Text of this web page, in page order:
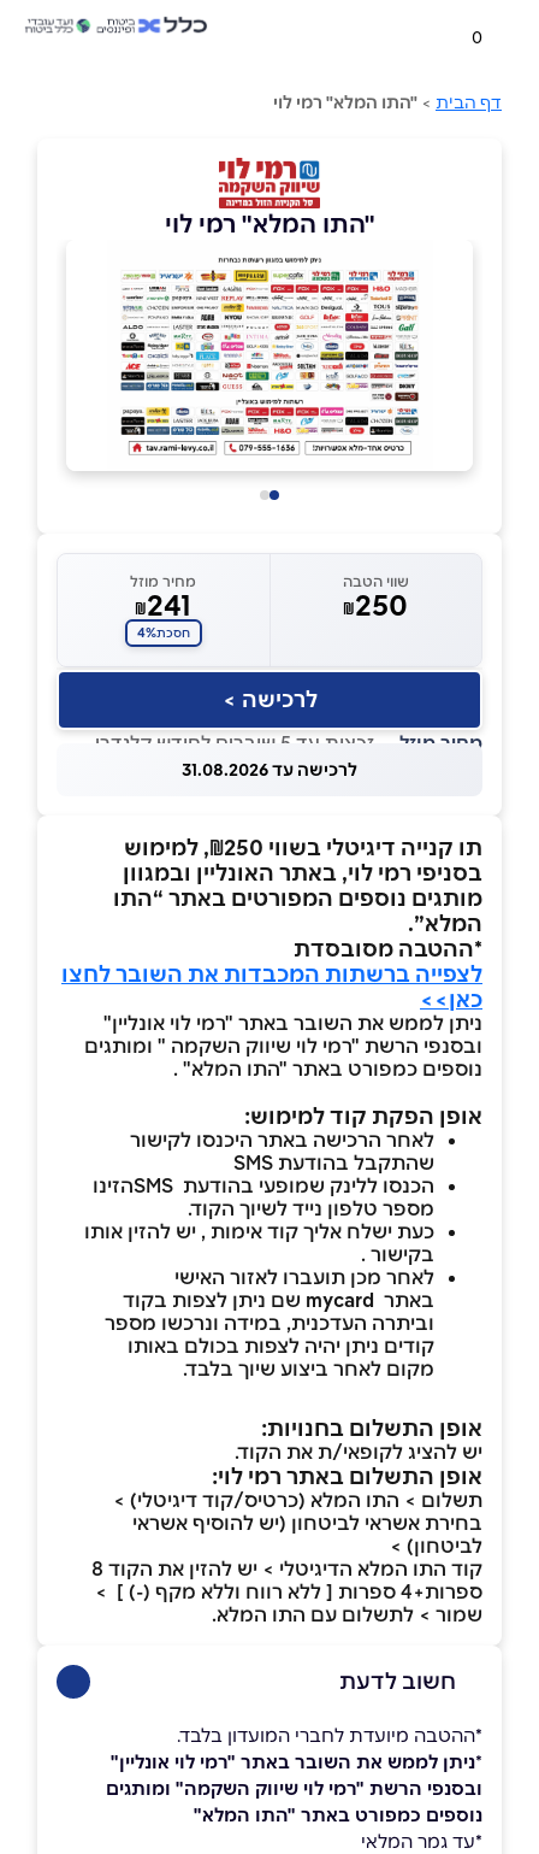
0
דף הבית > "התו המלא" רמי לוי
"התו המלא" רמי לוי
שווי הטבה
₪250
מחיר מוזל
₪241
חסכת4%
לרכישה >
מחיר מוזל — זכאות עד 5 שוברים לחודש קלנדרי
לרכישה עד 31.08.2026
תו קנייה דיגיטלי בשווי ₪250, למימוש
בסניפי רמי לוי, באתר האונליין ובמגוון
מותגים נוספים המפורטים באתר “התו
המלא”.
*ההטבה מסובסדת
לצפייה ברשתות המכבדות את השובר לחצו
כאן>>
ניתן לממש את השובר באתר "רמי לוי אונליין"
ובסנפי הרשת "רמי לוי שיווק השקמה " ומותגים
נוספים כמפורט באתר "התו המלא" .
אופן הפקת קוד למימוש:
לאחר הרכישה באתר היכנסו לקישור
שהתקבל בהודעת SMS
הכנסו ללינק שמופעי בהודעת SMSהזינו
מספר טלפון נייד לשיוך הקוד.
כעת ישלח אליך קוד אימות , יש להזין אותו
בקישור .
לאחר מכן תועברו לאזור האישי
באתר
שם ניתן לצפות בקוד
וביתרה העדכנית, במידה ונרכשו מספר
קודים ניתן יהיה לצפות בכולם באותו
מקום לאחר ביצוע שיוך בלבד.
אופן התשלום בחנויות:
יש להציג לקופאי/ת את הקוד.
אופן התשלום באתר רמי לוי:
תשלום > התו המלא (כרטיס/קוד דיגיטלי) >
בחירת אשראי לביטחון (יש להוסיף אשראי
לביטחון) >
קוד התו המלא הדיגיטלי > יש להזין את הקוד 8
ספרות+4 ספרות [ ללא רווח וללא מקף (-) ] >
שמור > לתשלום עם התו המלא.
חשוב לדעת
*ההטבה מיועדת לחברי המועדון בלבד.
*ניתן לממש את השובר באתר "רמי לוי אונליין"
ובסנפי הרשת "רמי לוי שיווק השקמה" ומותגים
נוספים כמפורט באתר "התו המלא"
*עד גמר המלאי